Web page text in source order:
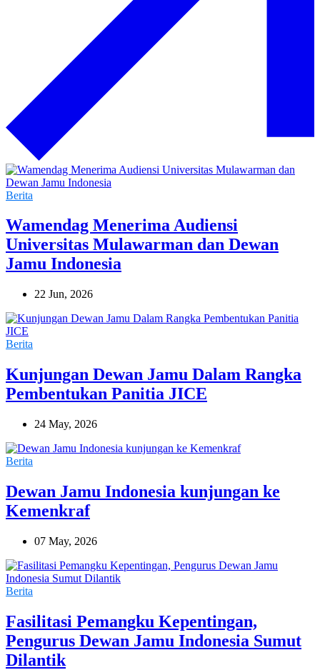
Berita
Wamendag Menerima Audiensi
Universitas Mulawarman dan Dewan
Jamu Indonesia
22 Jun, 2026
Berita
Kunjungan Dewan Jamu Dalam Rangka
Pembentukan Panitia JICE
24 May, 2026
Berita
Dewan Jamu Indonesia kunjungan ke
Kemenkraf
07 May, 2026
Berita
Fasilitasi Pemangku Kepentingan,
Pengurus Dewan Jamu Indonesia Sumut
Dilantik